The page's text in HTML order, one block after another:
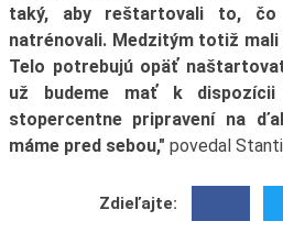
taký, aby reštartovali to,
natrénovali. Medzitým totiž
Telo potrebujú opäť
už budeme mať k
stopercentne pripravení na
máme pred sebou," povedal
Zdieľajte: